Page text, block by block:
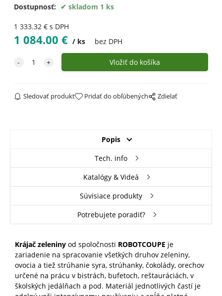
Dostupnosť: skladom 1 ks
1 333.32 € s DPH
1 084.00 € ks bez DPH
Sledovať produkt Pridať do obľúbených Zdielať
Popis
Tech. info
Katalógy & Videá
Súvisiace produkty
Potrebujete poradiť?
Krájač zeleniny od spoločnosti ROBOTCOUPE je
zariadenie na spracovanie všetkých druhov zeleniny,
ovocia a tiež strúhanie syra, strúhanky, čokolády, orechov
určené na prácu v bistrách, bufetoch, reštauráciách, v
školských jedálňach a pod. Materiál jednotlivých častí je